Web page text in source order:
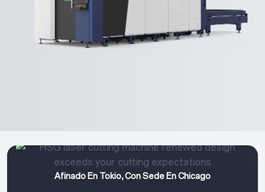
Afinado En Tokio, Con Sede En Chicago